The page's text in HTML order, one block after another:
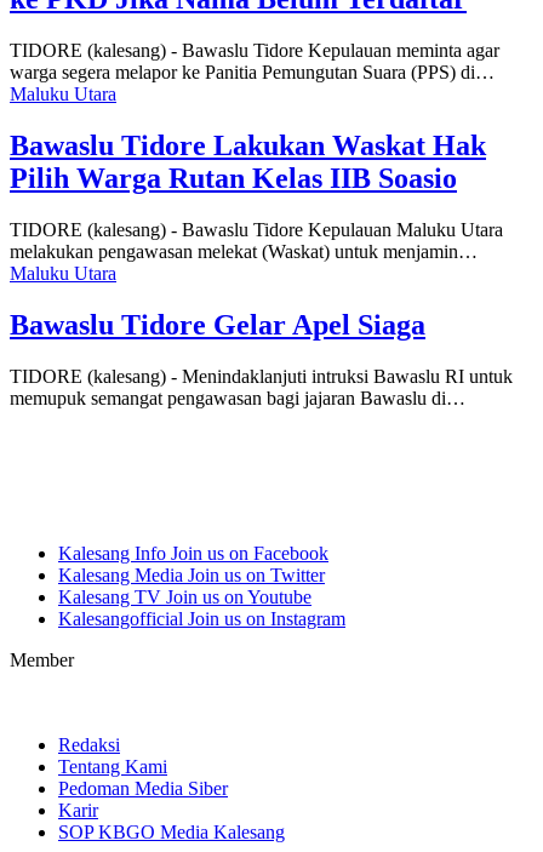
TIDORE (kalesang) - Bawaslu Tidore Kepulauan meminta agar
warga segera melapor ke Panitia Pemungutan Suara (PPS) di…
Maluku Utara
Bawaslu Tidore Lakukan Waskat Hak
Pilih Warga Rutan Kelas IIB Soasio
TIDORE (kalesang) - Bawaslu Tidore Kepulauan Maluku Utara
melakukan pengawasan melekat (Waskat) untuk menjamin…
Maluku Utara
Bawaslu Tidore Gelar Apel Siaga
TIDORE (kalesang) - Menindaklanjuti intruksi Bawaslu RI untuk
memupuk semangat pengawasan bagi jajaran Bawaslu di…
Kalesang Info Join us on Facebook
Kalesang Media Join us on Twitter
Kalesang TV Join us on Youtube
Kalesangofficial Join us on Instagram
Member
Redaksi
Tentang Kami
Pedoman Media Siber
Karir
SOP KBGO Media Kalesang